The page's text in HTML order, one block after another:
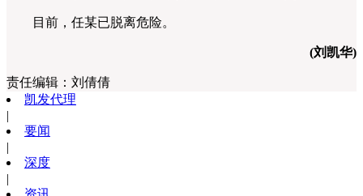
目前，任某已脱离危险。
(刘凯华)
责任编辑： 刘倩倩
凯发代理
|
要闻
|
深度
|